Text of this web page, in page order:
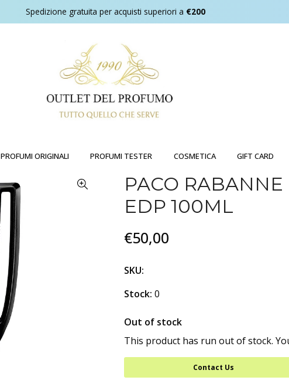
Spedizione gratuita per acquisti superiori a €200
PROFUMI ORIGINALI PROFUMI TESTER COSMETICA GIFT CARD
PACO RABANNE
EDP 100ML
€50,00
SKU:
Stock: 0
Out of stock
This product has run out of stock.
Contact Us